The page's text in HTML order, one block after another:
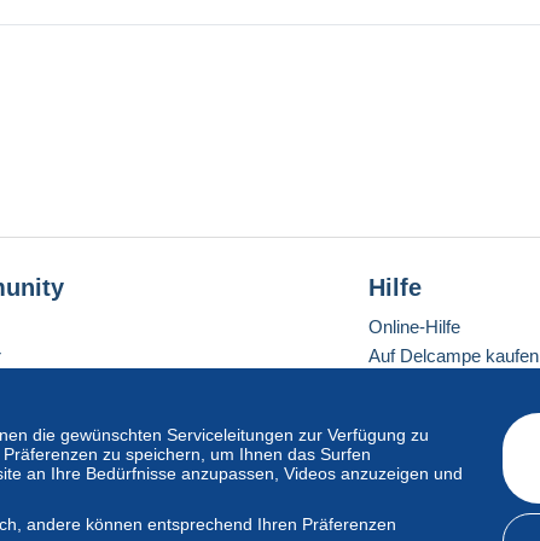
calculés d'après le tarif "Lettre suivie".
die gewünschten Serviceleitungen zur Verfügung zu
zu speichern, um Ihnen das Surfen
an Ihre Bedürfnisse anzupassen, Videos anzuzeigen und
andere können entsprechend Ihren Präferenzen
Hilfe
Online-Hilfe
Auf Delcampe kaufen
Eine sichere Website